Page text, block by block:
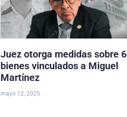
Juez otorga medidas sobre 6
bienes vinculados a Miguel
Martínez
mayo 12, 2025